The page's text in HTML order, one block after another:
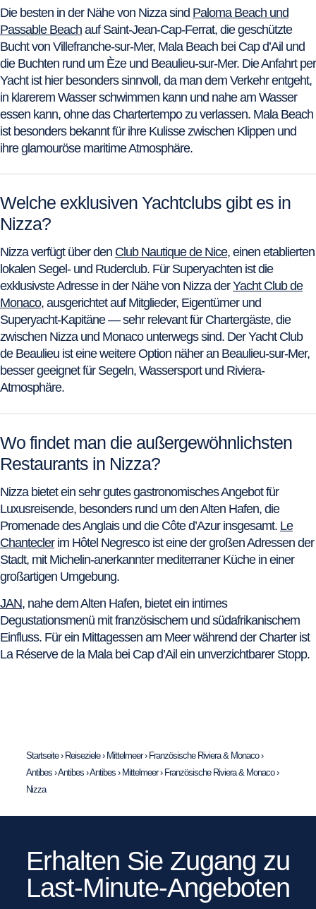
Die besten in der Nähe von Nizza sind Paloma Beach und
Passable Beach auf Saint-Jean-Cap-Ferrat, die geschützte
Bucht von Villefranche-sur-Mer, Mala Beach bei Cap d’Ail und
die Buchten rund um Èze und Beaulieu-sur-Mer. Die Anfahrt per
Yacht ist hier besonders sinnvoll, da man dem Verkehr entgeht,
in klarerem Wasser schwimmen kann und nahe am Wasser
essen kann, ohne das Chartertempo zu verlassen. Mala Beach
ist besonders bekannt für ihre Kulisse zwischen Klippen und
ihre glamouröse maritime Atmosphäre.
Welche exklusiven Yachtclubs gibt es in
Nizza?
Nizza verfügt über den Club Nautique de Nice, einen etablierten
lokalen Segel- und Ruderclub. Für Superyachten ist die
exklusivste Adresse in der Nähe von Nizza derYacht Club de
Monaco, ausgerichtet auf Mitglieder, Eigentümer und
Superyacht-Kapitäne — sehr relevant für Chartergäste, die
zwischen Nizza und Monaco unterwegs sind. Der Yacht Club
de Beaulieu ist eine weitere Option näher an Beaulieu-sur-Mer,
besser geeignet für Segeln, Wassersport und Riviera-
Atmosphäre.
Wo findet man die außergewöhnlichsten
Restaurants in Nizza?
Nizza bietet ein sehr gutes gastronomisches Angebot für
Luxusreisende, besonders rund um den Alten Hafen, die
Promenade des Anglais und die Côte d’Azur insgesamt. Le
Chanteclerim Hôtel Negresco ist eine der großen Adressen der
Stadt, mit Michelin-anerkannter mediterraner Küche in einer
großartigen Umgebung.
JAN, nahe dem Alten Hafen, bietet ein intimes
Degustationsmenü mit französischem und südafrikanischem
Einfluss. Für ein Mittagessen am Meer während der Charter ist
La Réserve de la Mala bei Cap d’Ail ein unverzichtbarer Stopp.
Startseite› Reiseziele› Mittelmeer› Französische Riviera & Monaco›
Antibes ›Antibes ›Antibes › Mittelmeer› Französische Riviera & Monaco›
Nizza
Erhalten Sie Zugang zu
Last-Minute-Angeboten